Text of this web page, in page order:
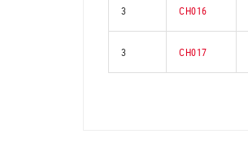
3 CH016
3 CH017